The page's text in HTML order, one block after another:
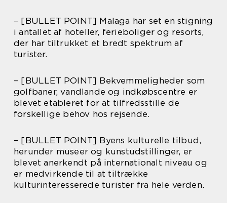
– [BULLET POINT] Malaga har set en stigning
i antallet af hoteller, ferieboliger og resorts,
der har tiltrukket et bredt spektrum af
turister.
– [BULLET POINT] Bekvemmeligheder som
golfbaner, vandlande og indkøbscentre er
blevet etableret for at tilfredsstille de
forskellige behov hos rejsende.
– [BULLET POINT] Byens kulturelle tilbud,
herunder museer og kunstudstillinger, er
blevet anerkendt på internationalt niveau og
er medvirkende til at tiltrække
kulturinteresserede turister fra hele verden.